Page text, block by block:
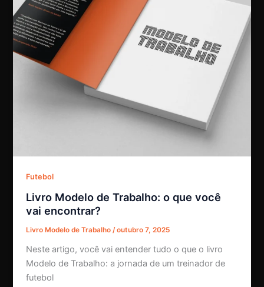
Futebol
Livro Modelo de Trabalho: o que você
vai encontrar?
Livro Modelo de Trabalho /outubro 7, 2025
Neste artigo, você vai entender tudo o que o livro
Modelo de Trabalho: a jornada de um treinador de
futebol